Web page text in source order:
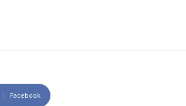
Facebook